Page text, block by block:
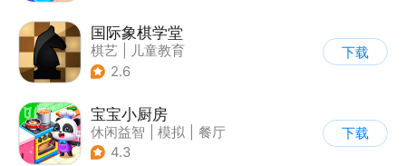
国际象棋学堂
棋艺
儿童教育
2.6
下载
宝宝小厨房
休闲益智 模拟
餐厅
| 宝宝巴士
4.3
下载